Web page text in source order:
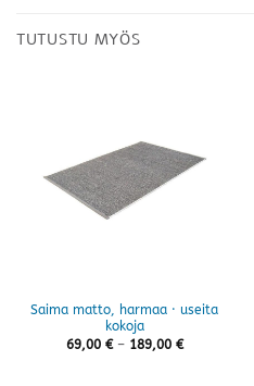
TUTUSTU MYÖS
Saima matto, harmaa · useita
kokoja
69,00 € – 189,00 €Hintaluokka: